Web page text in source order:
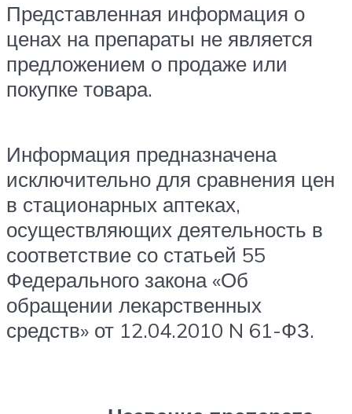
Представленная информация о
ценах на препараты не является
предложением о продаже или
покупке товара.
Информация предназначена
исключительно для сравнения цен
в стационарных аптеках,
осуществляющих деятельность в
соответствие со статьей 55
Федерального закона «Об
обращении лекарственных
средств» от 12.04.2010 N 61-ФЗ.